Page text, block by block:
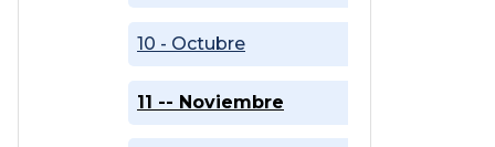
10 - Octubre
11 -- Noviembre